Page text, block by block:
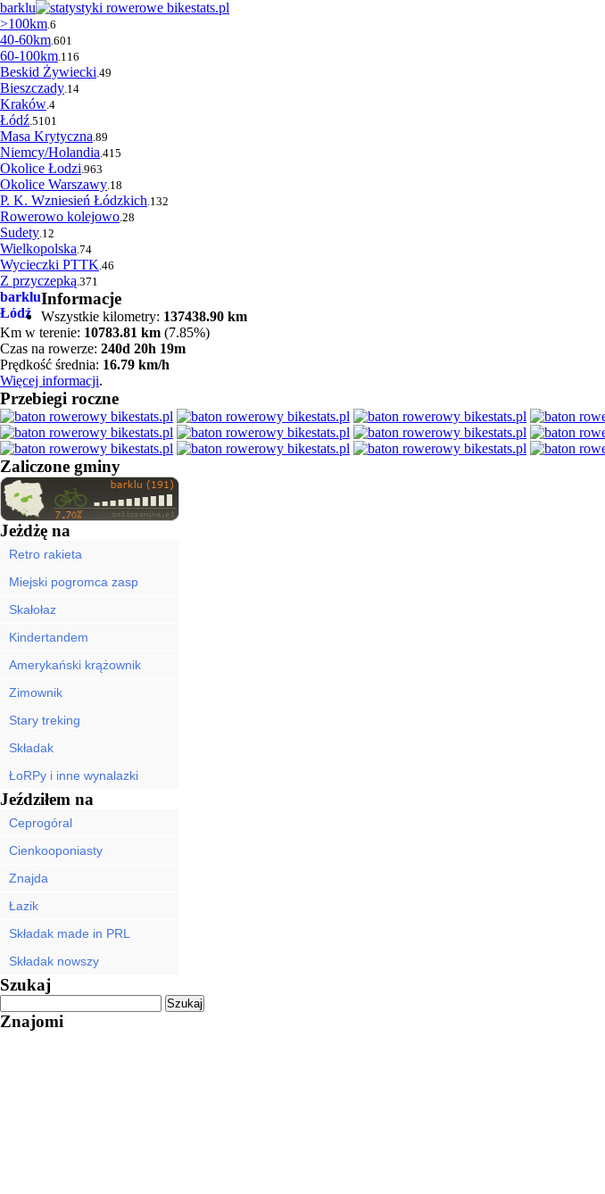
barklu
>100km.6
40-60km.601
60-100km.116
Beskid Żywiecki.49
Bieszczady.14
Kraków.4
Łódź.5101
Masa Krytyczna.89
Niemcy/Holandia.415
Okolice Łodzi.963
Okolice Warszawy.18
P. K. Wzniesień Łódzkich.132
Rowerowo kolejowo.28
Sudety.12
Wielkopolska.74
Wycieczki PTTK.46
Z przyczepką.371
barklu
Łódź
Informacje
Wszystkie kilometry: 137438.90 km
Km w terenie: 10783.81 km (7.85%)
Czas na rowerze: 240d 20h 19m
Prędkość średnia: 16.79 km/h
Więcej informacji.
Przebiegi roczne
Zaliczone gminy
Jeżdżę na
Retro rakieta
Miejski pogromca zasp
Skałołaz
Kindertandem
Amerykański krążownik
Zimownik
Stary treking
Składak
ŁoRPy i inne wynalazki
Jeździłem na
Ceprogóral
Cienkooponiasty
Znajda
Łazik
Składak made in PRL
Składak nowszy
Szukaj
Znajomi